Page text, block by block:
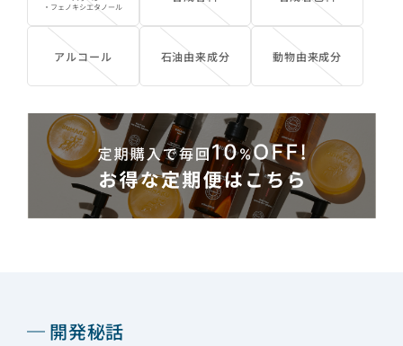
・フェノキシエタノール
アルコール 石油由来成分 動物由来成分
開発秘話